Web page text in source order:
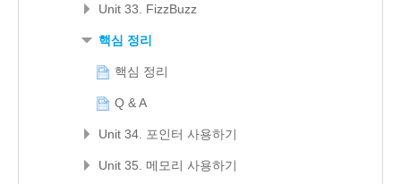
Unit 33. FizzBuzz
핵심 정리
핵심 정리
Q & A
Unit 34. 포인터 사용하기
Unit 35. 메모리 사용하기